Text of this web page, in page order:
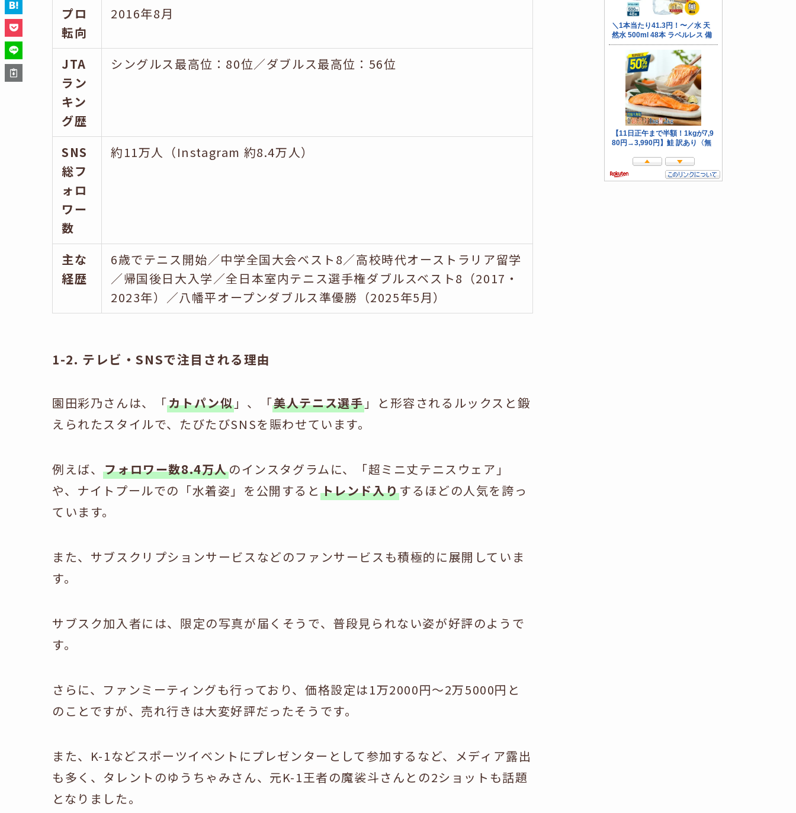
プロ
転向
2016年8月
JTA
ラン
キン
グ歴
シングルス最高位：80位／ダブルス最高位：56位
SNS
総フ
ォロ
ワー
数
約11万人（Instagram 約8.4万人）
主な
経歴
6歳でテニス開始／中学全国大会ベスト8／高校時代オーストラリア留学
／帰国後日大入学／全日本室内テニス選手権ダブルスベスト8（2017・
2023年）／八幡平オープンダブルス準優勝（2025年5月）
1-2. テレビ・SNSで注目される理由
園田彩乃さんは、「カトパン似 」、「美人テニス選手 」と形容されるルックスと鍛
えられたスタイルで、たびたびSNSを賑わせています。
例えば、フォロワー数8.4万人のインスタグラムに、「超ミニ丈テニスウェア」
や、ナイトプールでの「水着姿」を公開すると トレンド入りするほどの人気を誇っ
ています。
また、サブスクリプションサービスなどのファンサービスも積極的に展開していま
す。
サブスク加入者には、限定の写真が届くそうで、普段見られない姿が好評のようで
す。
さらに、ファンミーティングも行っており、価格設定は1万2000円～2万5000円と
のことですが、売れ行きは大変好評だったそうです。
また、K-1などスポーツイベントにプレゼンターとして参加するなど、メディア露出
も多く、タレントのゆうちゃみさん、元K-1王者の魔裟斗さんとの2ショットも話題
となりました。
(10)
(10)
(10)
(10)
(10)